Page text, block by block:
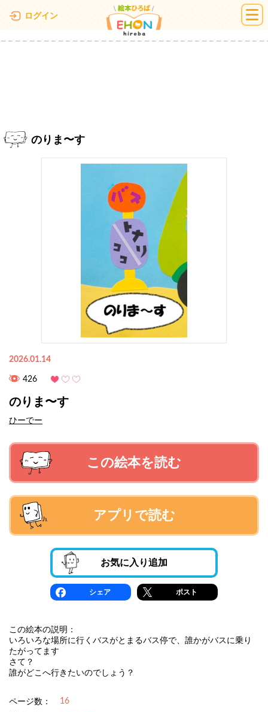
ログイン 絵本ひろば
のりま〜す
2026.01.14
426
のりま〜す
ひーでー
この絵本を読む
アプリで読む
お気に入り追加
シェア ポスト
この絵本の説明：
いろいろな場所に行くバスがとまるバス停で、誰かがバスに乗り
たがってます
さて？
誰がどこへ行きたいのでしょう？
ページ数： 16